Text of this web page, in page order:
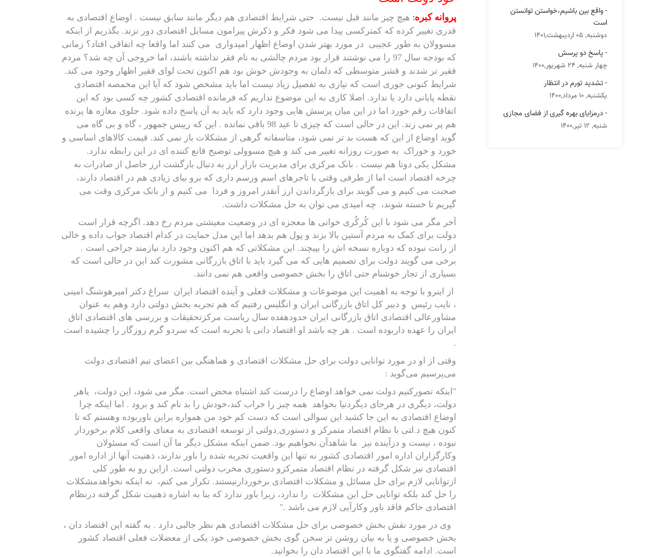
پروانه کبره: هیچ چیز مانند قبل نیست. حتی شرایط اقتصادی هم دیگر مانند سابق نیست . اوضاع اقتصادی به
قدری تغییر کرده که کمترکسی پیدا می شود فکر و ذکرش پیرامون مسایل اقتصادی دور نزند. بگذریم از اینکه
مسوولان به طور عجیبی در مورد بهتر شدن اوضاع اظهار امیدواری
می کنند اما واقعا چه اتفاقی افتاد؟ زمانی
که بودجه سال 97 را می نوشتند قرار بود مردم چالشی به نام فقر نداشته باشند، اما خروجی آن چه شد؟ مردم
فقیر تر شدند و قشر متوسطی که دلمان به وجودش خوش بود هم اکنون تحت لوای فقیر اظهار وجود می کند.
شرایط کنونی جوری است که نیازی به تفصیل زیاد نیست اما باید مشخص شود که آیا این مخمصه اقتصادی
نقطه پایانی دارد یا ندارد. اصلا کاری به این موضوع نداریم که فرمانده اقتصادی کشور چه کسی بود که این
اتفاقات رقم خورد اما در این میان پرسش هایی وجود دارد که باید به آن پاسخ داده شود. جلوی مغازه ها پرنده
هم پر نمی زند. این در حالی است که چیزی تا عید 98 باقی نمانده . این که رییس جمهور ، گاه و بی گاه می
گوید اوضاع از این که هست بد تر نمی شود، متاسفانه گرهی از مشکلات باز نمی کند. قیمت کالاهای اساسی و
خورد و خوراک به صورت روزانه تغییر می کند و هیچ مسوولی توضیح قانع کننده ای در این رابطه ندارد.
مشکل یکی دوتا هم نیست . بانک مرکزی برای مدیریت بازار ارز به دنبال بازگشت ارز حاصل از صادرات به
چرخه اقتصاد است اما از طرفی وقتی با تاجرهای اسم ورسم داری که برو بیای زیادی هم در اقتصاد دارند،
صحبت می کنیم و می گویند برای بازگرداندن ارز آنقدر امروز و فردا
می کنیم و از بانک مرکزی وقت می
گیریم تا خسته شوند،
چه امیدی می توان به حل مشکلات داشت.
آخر مگر می شود با این کُرکُری خوانی ها معجزه ای در وضعیت معیشتی مردم رخ دهد. اگرچه قرار است
دولت برای کمک به مردم آستین بالا بزند و پول هم بدهد اما این مدل حمایت در کدام اقتصاد جواب داده و خالی
از رانت نبوده که دوباره نسخه اش را بپیچند. این مشکلاتی که هم اکنون وجود دارد نیازمند جراحی است .
برخی می گویند دولت برای تصمیم هایی که می گیرد باید با اتاق بازرگانی مشورت کند این در حالی است که
بسیاری از تجار خوشنام حتی اتاق را بخش خصوصی واقعی هم نمی دانند.
از اینرو با توجه به اهمیت این موضوعات و مشکلات فعلی و آینده اقتصاد ایران سراغ دکتر امیرهوشنگ امینی
، نایب رئیس و دبیر کل اتاق بازرگانی ایران و انگلیس رفتیم که هم تجربه بخش دولتی دارد وهم به عنوان
مشاورعالی اقتصادی اتاق بازرگانی ایران حدودهفده سال ریاست مرکزتحقیقات و بررسی های اقتصادی اتاق
ایران را عهده داربوده است . هر چه باشد او اقتصاد دانی با تجربه است که سردو گرم روزگار را چشیده است
.
وقتی از او در مورد توانایی دولت برای حل مشکلات اقتصادی و هماهنگی بین اعضای تیم اقتصادی دولت
می‌پرسیم می‌گوید :
"اینکه تصورکنیم دولت نمی خواهد اوضاع را درست کند اشتباه محض است. مگر می شود، این دولت،
یاهر
دولت، دیگری در هرجای دیگردنیا بخواهد همه چبز را خراب کند،خودش را بد نام کند و برود . اما اینکه چرا
اوضاع اقتصادی به این جا کشید این سوالی است که دست کم خود من همواره براین باوربوده وهستم که تا
کنون هیچ د.لتی با نظام اقتصاد متمرکز و دستوری ِدولتی از توسعه اقتصادی به معنای واقعی کلام برخوردار
نبوده ، نیست و درآینده نیز
ما شاهدآن نخواهیم بود. ضمن اینکه مشکل دیگر ما آن است که مسئولان
وکارگزاران اداره امور اقتصادی کشور نه تنها این واقعیت تجربه شده را باور ندارند، ذهنیت آنها از اداره امور
اقتصادی نیز شکل گرفته در نظام اقتصاد متمرکزو دستوری مخرب دولتی است. ازاین رو به طور کلی
ازتوانایی لازم برای حل مسائل و مشکلات اقتصادی برخوردارنیستند. تکرار می کنم،
نه اینکه نخواهدمشکلات
را حل کند بلکه توانایی حل این مشکلات را ندارد، زیرا باور ندارد که بنا به اشاره ذهنیت شکل گرفته درنظام
اقتصادی حاکم فاقد باور وکارآیی لازم می باشد ."
وی در مورد نقش بخش خصوصی برای حل مشکلات اقتصادی هم نظر جالبی دارد . به گفته این اقتصاد دان ،
بخش خصوصی و یا به بیان روشن تر سخن گوی بخش خصوصی خود یکی از معضلات فعلی اقتصاد کشور
است. ادامه گفتگوی ما با این اقتصاد دان را بخوانید.
- واقع بین باشیم،خواستن توانستن
است
دوشنبه, 05 اردیبهشت,1401
- پاسخ دو پرسش
چهار شنبه, 24 شهریور,1400
- تشدید تورم در انتظار
یکشنبه, 10 مرداد,1400
- درمزایای بهره گیری از فضای مجازی
شنبه, 12 تیر,1400